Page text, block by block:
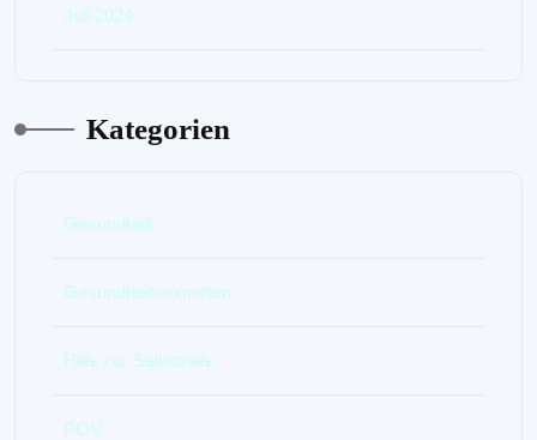
Juli 2024
Kategorien
Gesundheit
Gesundheitsexperten
Hilfe zur Selbsthilfe
POV